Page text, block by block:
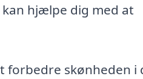
hjælpe dig med at
forbedre skønheden i